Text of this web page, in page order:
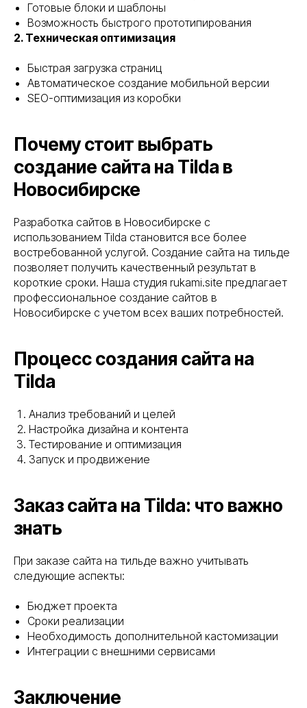
Готовые блоки и шаблоны
Возможность быстрого прототипирования
2. Техническая оптимизация
Быстрая загрузка страниц
Автоматическое создание мобильной версии
SEO-оптимизация из коробки
Почему стоит выбрать
создание сайта на Tilda в
Новосибирске
Разработка сайтов в Новосибирске с
использованием Tilda становится все более
востребованной услугой. Создание сайта на тильде
позволяет получить качественный результат в
короткие сроки. Наша студия rukami.site предлагает
профессиональное создание сайтов в
Новосибирске с учетом всех ваших потребностей.
Процесс создания сайта на
Tilda
Анализ требований и целей
Настройка дизайна и контента
Тестирование и оптимизация
Запуск и продвижение
Заказ сайта на Tilda: что важно
знать
При заказе сайта на тильде важно учитывать
следующие аспекты:
Бюджет проекта
Сроки реализации
Необходимость дополнительной кастомизации
Интеграции с внешними сервисами
Заключение